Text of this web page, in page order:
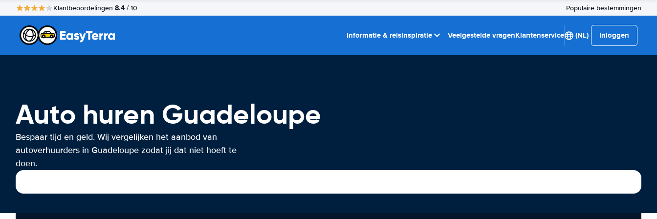
Klantbeoordelingen 8.4 / 10 Populaire bestemmingen
Informatie & reisinspiratie Veelgestelde vragenKlantenservice (NL) Inloggen
Auto huren Guadeloupe
Bespaar tijd en geld. Wij vergelijken het aanbod van
autoverhuurders in Guadeloupe zodat jij dat niet hoeft te
doen.